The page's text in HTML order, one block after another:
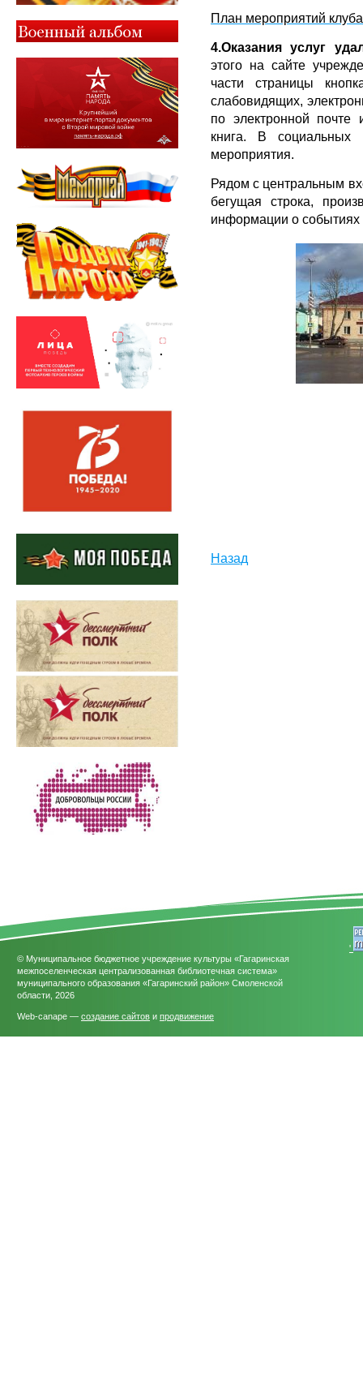
План мероприятий
4.Оказания услуг
этого на сайте
части страницы
слабовидящих,
по электронной почте
книга. В социальных
мероприятия.
Рядом с центральным
бегущая строка,
информации о
Назад
© Муниципальное бюджетное учреждение культуры «Гагаринская
межпоселенческая централизованная библиотечная система»
муниципального образования «Гагаринский район» Смоленской
области, 2026
Web-canape — создание сайтов и продвижение
'